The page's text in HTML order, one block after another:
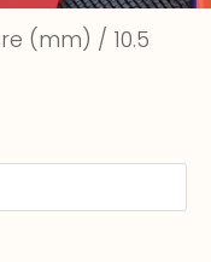
(mm) / 10.5